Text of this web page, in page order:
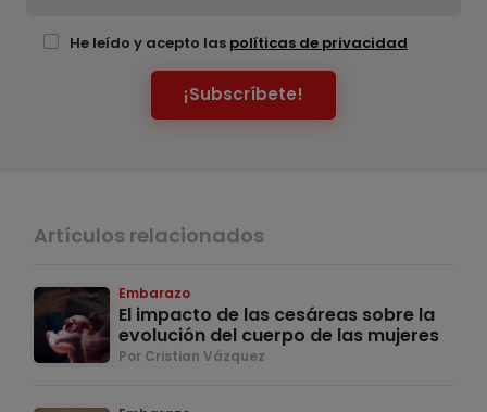
He leído y acepto las políticas de privacidad
¡Subscríbete!
Artículos relacionados
Embarazo
El impacto de las cesáreas sobre la
evolución del cuerpo de las mujeres
Por Cristian Vázquez